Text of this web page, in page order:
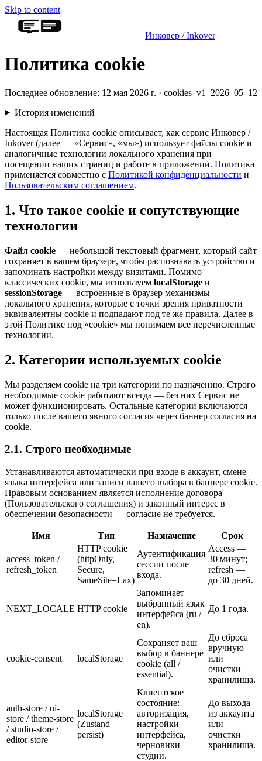
Skip to content
Инковер / Inkover
Политика cookie
Последнее обновление: 12 мая 2026 г. · cookies_v1_2026_05_12
История изменений
Настоящая Политика cookie описывает, как сервис Инковер /
Inkover (далее — «Сервис», «мы») использует файлы cookie и
аналогичные технологии локального хранения при
посещении наших страниц и работе в приложении. Политика
применяется совместно с Политикой конфиденциальности и
Пользовательским соглашением.
1. Что такое cookie и сопутствующие
технологии
Файл cookie — небольшой текстовый фрагмент, который сайт
сохраняет в вашем браузере, чтобы распознавать устройство и
запоминать настройки между визитами. Помимо
классических cookie, мы используем localStorage и
sessionStorage — встроенные в браузер механизмы
локального хранения, которые с точки зрения приватности
эквивалентны cookie и подпадают под те же правила. Далее в
этой Политике под «cookie» мы понимаем все перечисленные
технологии.
2. Категории используемых cookie
Мы разделяем cookie на три категории по назначению. Строго
необходимые cookie работают всегда — без них Сервис не
может функционировать. Остальные категории включаются
только после вашего явного согласия через баннер согласия на
cookie.
2.1. Строго необходимые
Устанавливаются автоматически при входе в аккаунт, смене
языка интерфейса или записи вашего выбора в баннере cookie.
Правовым основанием является исполнение договора
(Пользовательского соглашения) и законный интерес в
обеспечении безопасности — согласие не требуется.
Имя Тип Назначение Срок
access_token /
refresh_token
HTTP cookie
(httpOnly,
Secure,
SameSite=Lax)
Аутентификация
сессии после
входа.
Access —
30 минут;
refresh —
до 30 дней.
NEXT_LOCALE HTTP cookie
Запоминает
выбранный язык
интерфейса (ru /
en).
До 1 года.
cookie-consent localStorage
Сохраняет ваш
выбор в баннере
cookie (all /
essential).
До сброса
вручную
или
очистки
хранилища.
auth-store / ui-
store / theme-store
/ studio-store /
editor-store
localStorage
(Zustand
persist)
Клиентское
состояние:
авторизация,
настройки
интерфейса,
черновики
студии.
До выхода
из аккаунта
или
очистки
хранилища.